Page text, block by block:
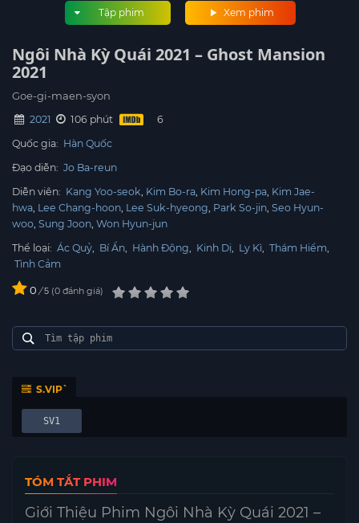
Xem phim
Tập phim
Ngôi Nhà Kỳ Quái 2021 – Ghost Mansion
2021
Goe-gi-maen-syon
2021
106 phút
Quốc gia: Hàn Quốc
Đạo diễn: Jo Ba-reun
Diễn viên: Kang Yoo-seok Kim Bo-ra Kim Hong-pa Kim Jae-
hwa Lee Chang-hoon Lee Suk-hyeong Park So-jin Seo Hyun-
woo Sung Joon Won Hyun-jun
Thể loại: Ác Quỷ, Bí Ẩn, Hành Động, Kinh Dị, Ly Kì, Thám Hiểm,
Tình Cảm
0 / 5 0 đánh giá
S.VIP`
SV1
TÓM TẮT PHIM
Giới Thiệu Phim Ngôi Nhà Kỳ Quái 2021 –